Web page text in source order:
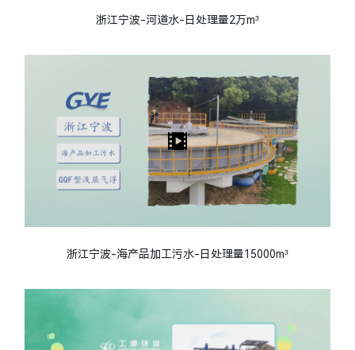
浙江宁波-河道水-日处理量2万m³
浙江宁波-海产品加工污水-日处理量15000m³